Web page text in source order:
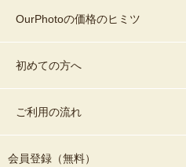
OurPhotoの価格のヒミツ
初めての方へ
ご利用の流れ
会員登録（無料）